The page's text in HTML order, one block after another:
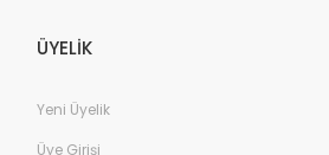
ÜYELİK
Yeni Üyelik
Üye Girişi